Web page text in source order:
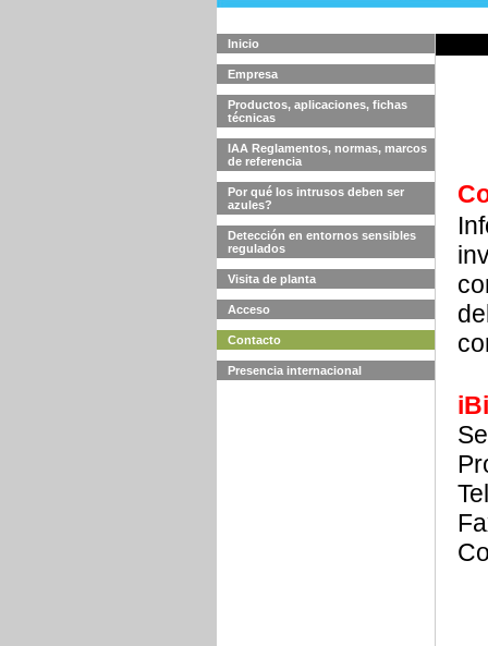
Inicio
Empresa
Productos, aplicaciones, fichas
técnicas
IAA Reglamentos, normas, marcos
de referencia
Por qué los intrusos deben ser
azules?
Detección en entornos sensibles
regulados
Visita de planta
Acceso
Contacto
Presencia internacional
iBi